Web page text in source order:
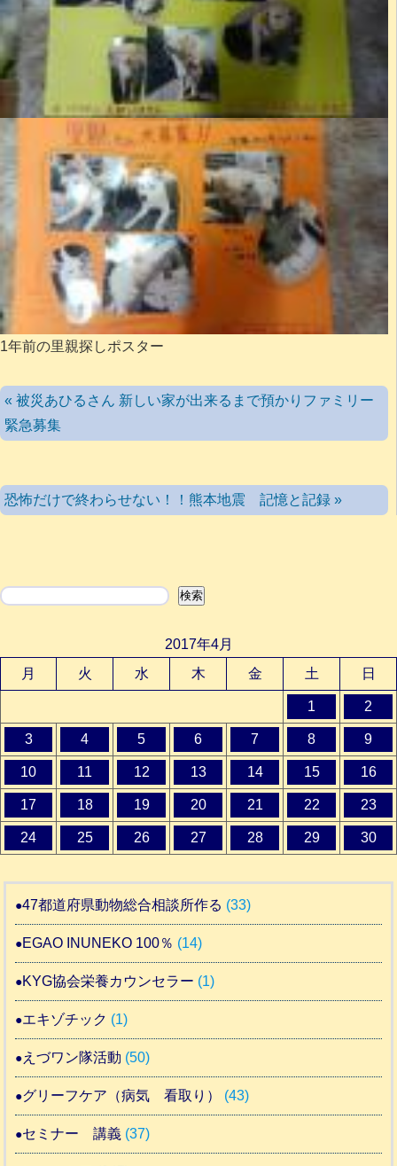
1年前の里親探しポスター
« 被災あひるさん 新しい家が出来るまで預かりファミリー
緊急募集
恐怖だけで終わらせない！！熊本地震 記憶と記録 »
検索 検索
2017年4月
月
火 水 木 金 土 日
1 2
3 4 5 6 7 8 9
10 11 12 13 14 15 16
17 18 19 20 21 22 23
24 25 26 27 28 29 30
47都道府県動物総合相談所作る (33)
EGAO INUNEKO 100％ (14)
KYG協会栄養カウンセラー (1)
エキゾチック (1)
えづワン隊活動 (50)
グリーフケア（病気 看取り） (43)
セミナー 講義 (37)